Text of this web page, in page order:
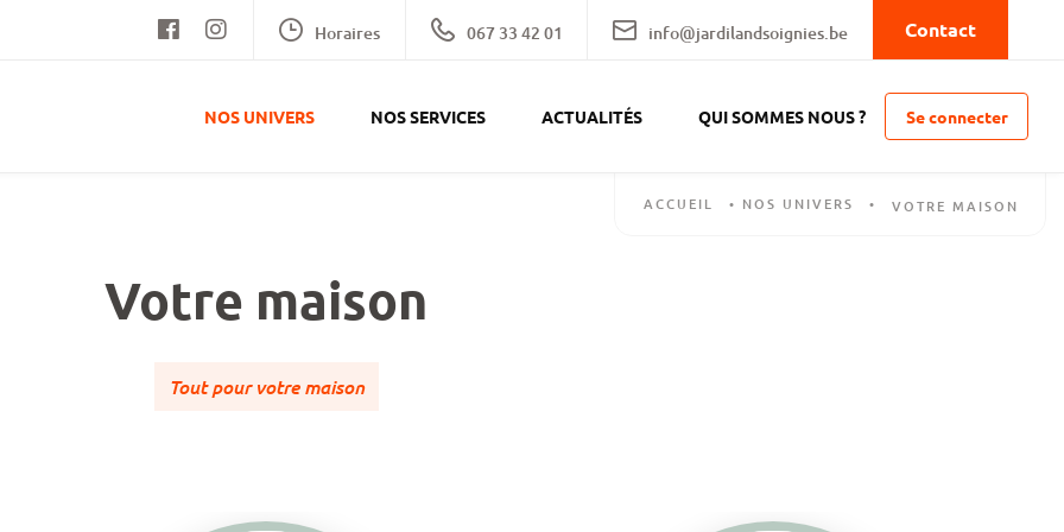
Horaires 067 33 42 01 info@jardilandsoignies.be Contact
NOS UNIVERS NOS SERVICES ACTUALITÉS QUI SOMMES NOUS ? Se connecter
Votre maison
Tout pour votre maison
ACCUEIL • NOS UNIVERS • VOTRE MAISON